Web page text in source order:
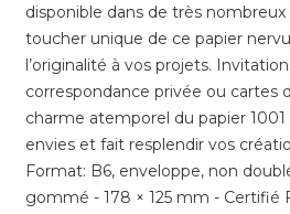
disponible dans de très
toucher unique de ce papier
l’originalité à vos projets.
correspondance privée ou cartes
charme atemporel du papier
envies et fait resplendir vos
Format: B6, enveloppe, non
gommé - 178 × 125 mm - Certifié